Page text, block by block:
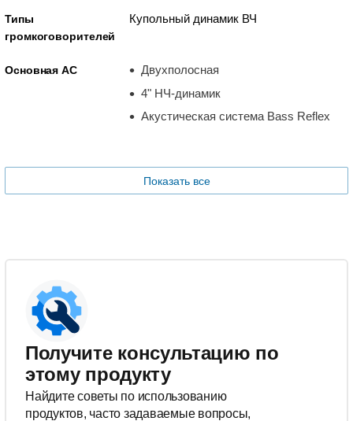
Типы
громкоговорителей
Купольный динамик ВЧ
Основная АС
Двухполосная
4" НЧ-динамик
Акустическая система Bass Reflex
Показать все
Получите консультацию по
этому продукту
Найдите советы по использованию
продуктов, часто задаваемые вопросы,